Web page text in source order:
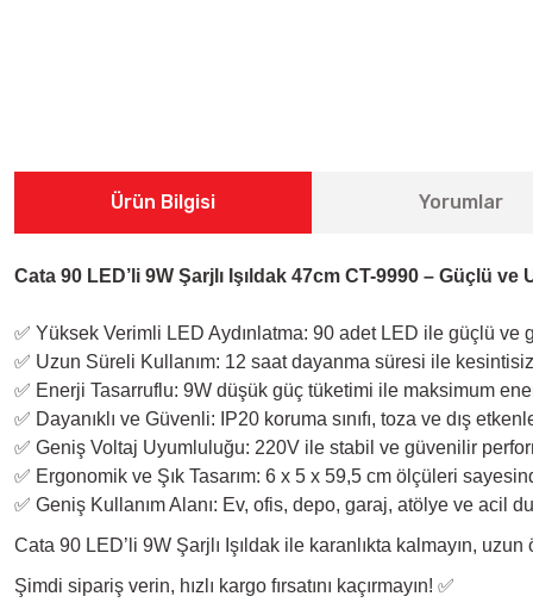
Ürün Bilgisi Yorumlar
Cata 90 LED’li 9W Şarjlı Işıldak 47cm CT-9990 – Güçlü ve
✅ Yüksek Verimli LED Aydınlatma: 90 adet LED ile güçlü ve
✅ Uzun Süreli Kullanım: 12 saat dayanma süresi ile kesintisiz
✅ Enerji Tasarruflu: 9W düşük güç tüketimi ile maksimum
✅ Dayanıklı ve Güvenli: IP20 koruma sınıfı, toza ve dış
✅ Geniş Voltaj Uyumluluğu: 220V ile stabil ve güvenilir
✅ Ergonomik ve Şık Tasarım: 6 x 5 x 59,5 cm ölçüleri
✅ Geniş Kullanım Alanı: Ev, ofis, depo, garaj, atölye ve acil
Cata 90 LED’li 9W Şarjlı Işıldak ile karanlıkta kalmayın, uzun
Şimdi sipariş verin, hızlı kargo fırsatını kaçırmayın! ✅